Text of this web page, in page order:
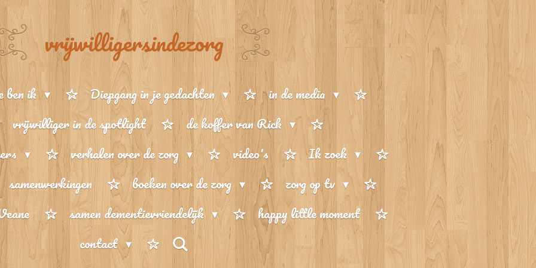
vrijwilligersindezorg
ben ik Diepgang in je gedachten
in de media
vrijwilliger in de spotlight
de koffer van Rick
verhalen over de zorg video's
Ik zoek
samenwerkingen boeken over de zorg
zorg op tv
samen dementievriendelijk
happy little moment
contact